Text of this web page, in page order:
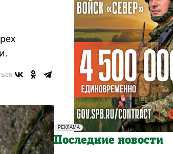
РЕКЛАМА
Социальная реклама
Последние новости